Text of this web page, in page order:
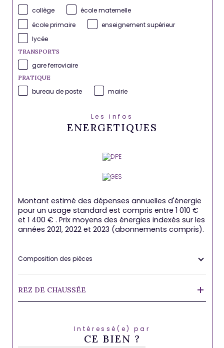
collège
école maternelle
école primaire
enseignement supérieur
lycée
TRANSPORTS
gare ferroviaire
PRATIQUE
bureau de poste mairie
Les infos
ENERGETIQUES
Montant estimé des dépenses annuelles d'énergie
pour un usage standard est compris entre 1 010 €
et 1 400 € . Prix moyens des énergies indexés sur les
années 2021, 2022 et 2023 (abonnements compris).
Composition des pièces
REZ DE CHAUSSÉE
Intéressé(e) par
CE BIEN ?